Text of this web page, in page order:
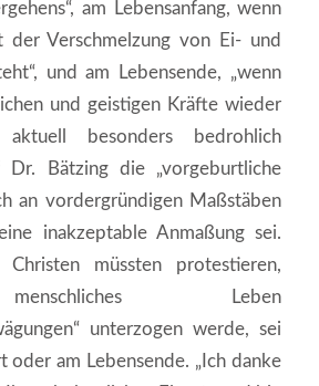
am Lebensanfang, wenn
der Verschmelzung von Ei- und
und am Lebensende, „wenn
und geistigen Kräfte wieder
aktuell besonders bedrohlich
Dr. Bätzing die „vorgeburtliche
an vordergründigen Maßstäben
inakzeptable Anmaßung sei.
Christen müssten protestieren,
Leben
unterzogen werde, sei
oder am Lebensende. „Ich danke